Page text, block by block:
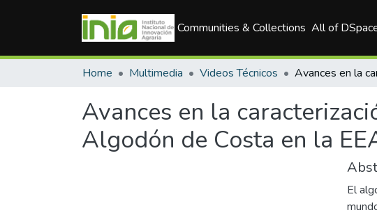
Communities & Collections All of
Home Multimedia Videos Técnicos
Avances en la
Algodón de Costa en la
El